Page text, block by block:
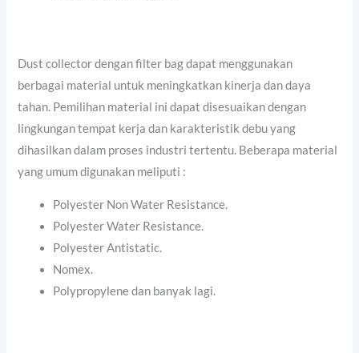
Dust collector dengan filter bag dapat menggunakan
berbagai material untuk meningkatkan kinerja dan daya
tahan. Pemilihan material ini dapat disesuaikan dengan
lingkungan tempat kerja dan karakteristik debu yang
dihasilkan dalam proses industri tertentu. Beberapa material
yang umum digunakan meliputi :
Polyester Non Water Resistance.
Polyester Water Resistance.
Polyester Antistatic.
Nomex.
Polypropylene dan banyak lagi.